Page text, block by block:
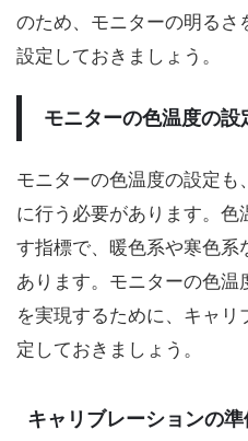
のため、モニターの明るさ
設定しておきましょう。
モニターの色温度の設
モニターの色温度の設定
に行う必要があります。
す指標で、暖色系や寒色
あります。モニターの色温
を実現するために、キャ
定しておきましょう。
キャリブレーションの準